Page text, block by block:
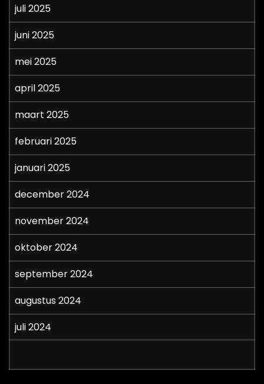
juli 2025
juni 2025
mei 2025
april 2025
maart 2025
februari 2025
januari 2025
december 2024
november 2024
oktober 2024
september 2024
augustus 2024
juli 2024